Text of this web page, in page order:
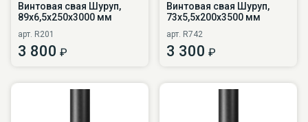
Винтовая свая Шуруп,
89х6,5х250х3000 мм
арт. R201
3 800 ₽
Винтовая свая Шуруп,
73х5,5х200х3500 мм
арт. R742
3 300 ₽